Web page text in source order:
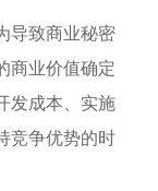
致商业秘密
商业价值确定
发成本、实施
竞争优势的时